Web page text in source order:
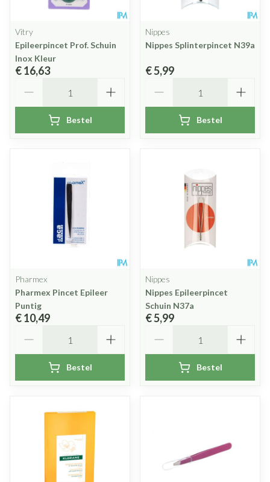
Vitry
Epileerpincet Prof. Schuin
Inox Kleur
€ 16,63
Bestel
Nippes
Nippes Splinterpincet N39a
€ 5,99
Bestel
Pharmex
Pharmex Pincet Epileer
Puntig
€ 10,49
Bestel
Nippes
Nippes Epileerpincet
Schuin N37a
€ 5,99
Bestel